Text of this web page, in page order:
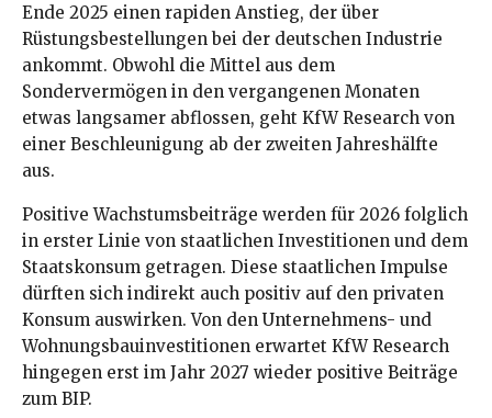
Ende 2025 einen rapiden Anstieg, der über
Rüstungsbestellungen bei der deutschen Industrie
ankommt. Obwohl die Mittel aus dem
Sondervermögen in den vergangenen Monaten
etwas langsamer abflossen, geht KfW Research von
einer Beschleunigung ab der zweiten Jahreshälfte
aus.
Positive Wachstumsbeiträge werden für 2026 folglich
in erster Linie von staatlichen Investitionen und dem
Staatskonsum getragen. Diese staatlichen Impulse
dürften sich indirekt auch positiv auf den privaten
Konsum auswirken. Von den Unternehmens- und
Wohnungsbauinvestitionen erwartet KfW Research
hingegen erst im Jahr 2027 wieder positive Beiträge
zum BIP.